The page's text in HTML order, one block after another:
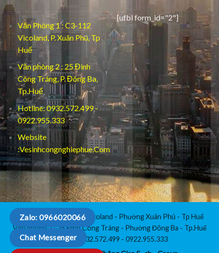
Văn Phòng 1 : C3-112
Vicoland, P. Xuân Phú, Tp
Huế
Văn phòng 2 : 25 Đinh
Công Tráng, P. Đông Ba,
Tp.Huế
Hotline: 0932.572.499 -
0922.955.333
Website
:Vesinhcongnghiephue.Com
[ufbl form_id="2"]
Văn Phòng 1 : C3-112 Vicoland - Phường Xuân Phú - Tp Huế
Văn phòng 2 : 25 Đinh Công Tráng - Phường Đông Ba - Tp.Huế
Hotline: 0932.572.499 - 0922.955.333
Zalo: 0966020066
Chat Messenger